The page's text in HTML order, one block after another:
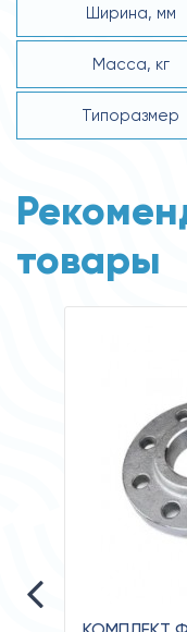
Ширина, мм
Масса, кг
Типоразмер
товары